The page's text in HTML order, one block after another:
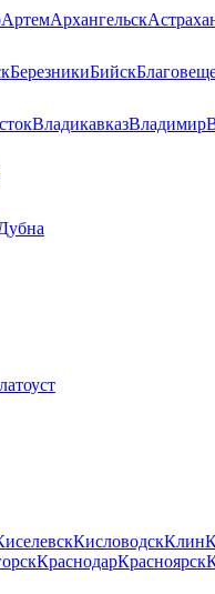
АртемАрхангельск
БерезникиБийск
ВладикавказВладимир
КисловодскКлин
КраснодарКрасноярск